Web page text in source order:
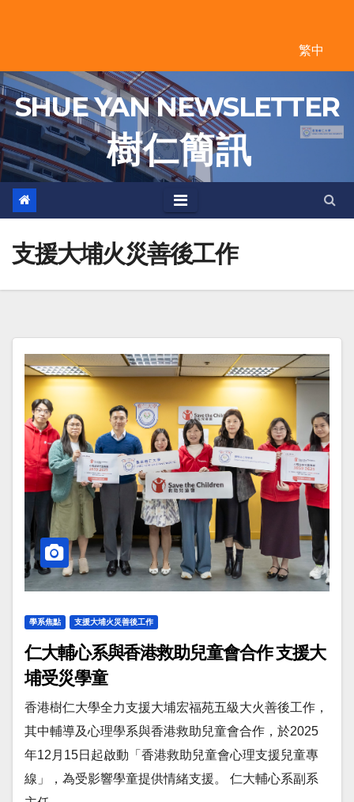
繁中
SHUE YAN NEWSLETTER
樹 仁 簡 訊
支援大埔火災善後工作
學系焦點 支援大埔火災善後工作
仁大輔心系與香港救助兒童會合作 支援大
埔受災學童
香港樹仁大學全力支援大埔宏福苑五級大火善後工作，
其中輔導及心理學系與香港救助兒童會合作，於2025
年12月15日起啟動「香港救助兒童會心理支援兒童專
線」，為受影響學童提供情緒支援。 仁大輔心系副系